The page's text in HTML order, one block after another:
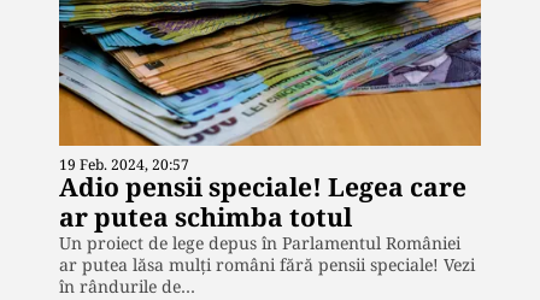
19 Feb. 2024, 20:57
Adio pensii speciale! Legea care
ar putea schimba totul
Un proiect de lege depus în Parlamentul României
ar putea lăsa mulți români fără pensii speciale! Vezi
în rândurile de…